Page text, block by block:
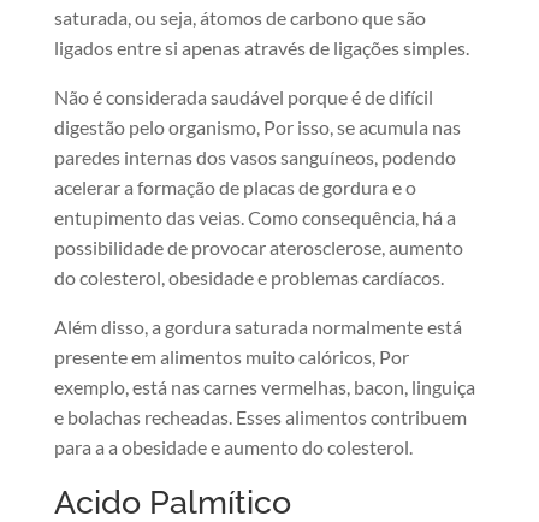
saturada, ou seja, átomos de carbono que são
ligados entre si apenas através de ligações simples.
Não é considerada saudável porque é de difícil
digestão pelo organismo, Por isso, se acumula nas
paredes internas dos vasos sanguíneos, podendo
acelerar a formação de placas de gordura e o
entupimento das veias. Como consequência, há a
possibilidade de provocar aterosclerose, aumento
do colesterol, obesidade e problemas cardíacos.
Além disso, a gordura saturada normalmente está
presente em alimentos muito calóricos, Por
exemplo, está nas carnes vermelhas, bacon, linguiça
e bolachas recheadas. Esses alimentos contribuem
para a a obesidade e aumento do colesterol.
Acido Palmítico